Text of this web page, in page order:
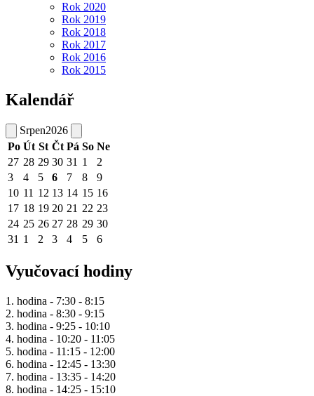
Rok 2020
Rok 2019
Rok 2018
Rok 2017
Rok 2016
Rok 2015
Kalendář
Srpen2026
Po Út St Čt Pá So Ne
27 28 29 30 31 1
2
3
4 5 6 7 8
9
10 11 12 13 14 15 16
17 18 19 20 21 22 23
24 25 26 27 28 29 30
31 1 2 3 4 5 6
Vyučovací hodiny
1. hodina - 7:30 - 8:15
2. hodina - 8:30 - 9:15
3. hodina - 9:25 - 10:10
4. hodina - 10:20 - 11:05
5. hodina - 11:15 - 12:00
6. hodina - 12:45 - 13:30
7. hodina - 13:35 - 14:20
8. hodina - 14:25 - 15:10